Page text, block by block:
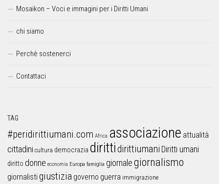
Mosaikon – Voci e immagini per i Diritti Umani
chi siamo
Perchè sostenerci
Contattaci
TAG
#peridirittiumani.com Africa associazione attualità
cittadini cultura democrazia dirittidirittiumani Diritti umani
diritto donne economia Europa famiglia giornalegiornalismo
giornalistigiustizia governo guerra immigrazione